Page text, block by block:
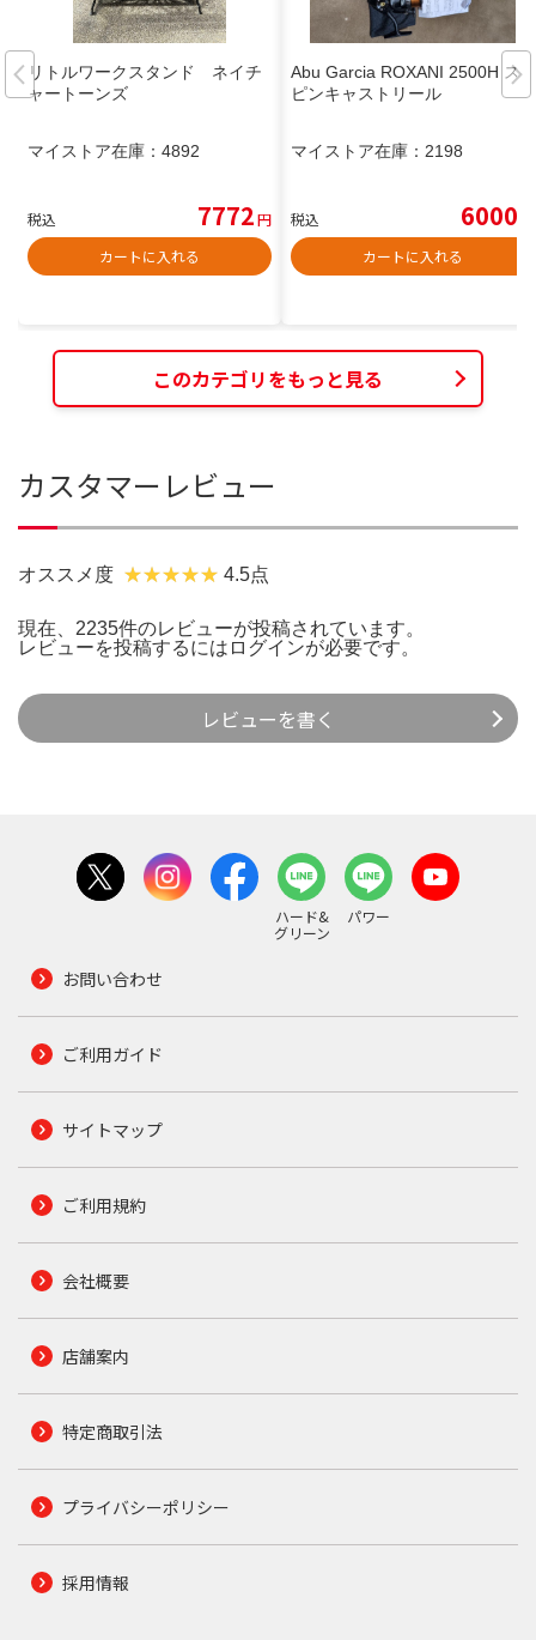
リトルワークスタンド ネイチ
ャートーンズ
マイストア在庫： 4892
税込 7772円
カートに入れる
Abu Garcia ROXANI 2500H ス
ピンキャストリール
マイストア在庫： 2198
税込 6000
カートに入れる
このカテゴリをもっと見る
カスタマーレビュー
オススメ度 4.5点
現在、2235件のレビューが投稿されています。
レビューを投稿するには ログインが必要です。
レビューを書く
ハード&
グリーン
パワー
お問い合わせ
ご利用ガイド
サイトマップ
ご利用規約
会社概要
店舗案内
特定商取引法
プライバシーポリシー
採用情報